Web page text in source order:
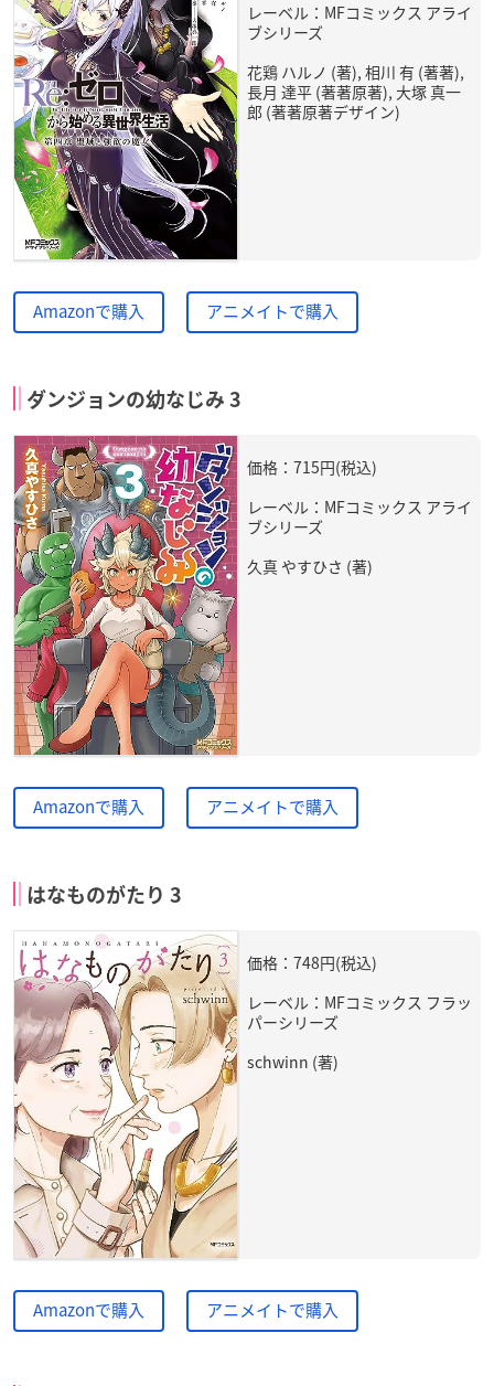
レーベル：MFコミックス アライ
ブシリーズ
花鶏 ハルノ (著), 相川 有 (著著),
長月 達平 (著著原著), 大塚 真一
郎 (著著原著デザイン)
Amazonで購入 アニメイトで購入
ダンジョンの幼なじみ 3
価格：715円(税込)
レーベル：MFコミックス アライ
ブシリーズ
久真 やすひさ (著)
Amazonで購入 アニメイトで購入
はなものがたり 3
価格：748円(税込)
レーベル：MFコミックス フラッ
パーシリーズ
schwinn (著)
Amazonで購入 アニメイトで購入